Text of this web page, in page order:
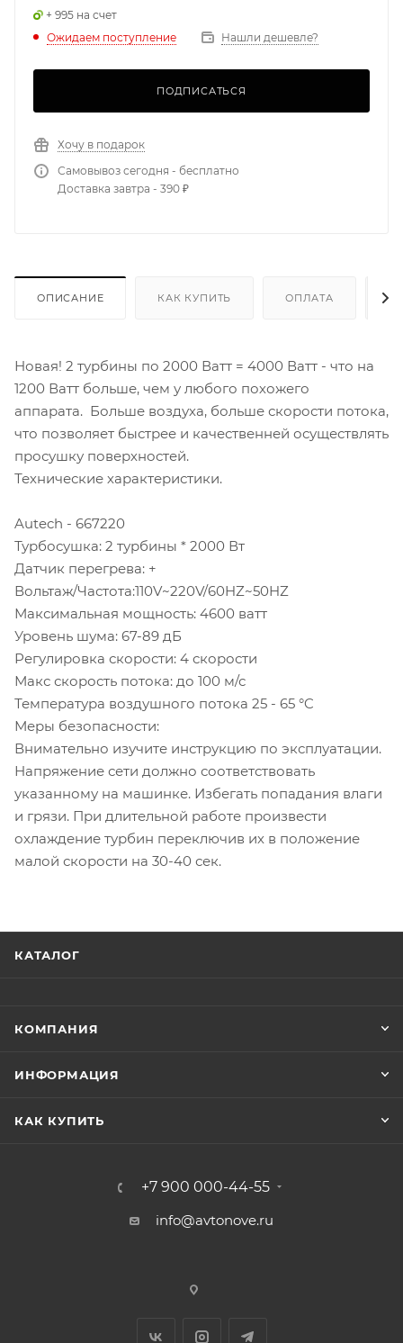
+ 995 на счет
Ожидаем поступление
Нашли дешевле?
ПОДПИСАТЬСЯ
Хочу в подарок
Самовывоз сегодня - бесплатно
Доставка завтра - 390 ₽
ОПИСАНИЕ КАК КУПИТЬ ОПЛАТА
Новая! 2 турбины по 2000 Ватт = 4000 Ватт - что на
1200 Ватт больше, чем у любого похожего
аппарата. Больше воздуха, больше скорости потока,
что позволяет быстрее и качественней осуществлять
просушку поверхностей.
Технические характеристики.
Autech - 667220
Турбосушка: 2 турбины * 2000 Вт
Датчик перегрева: +
Вольтаж/Частота:110V~220V/60HZ~50HZ
Максимальная мощность: 4600 ватт
Уровень шума: 67-89 дБ
Регулировка скорости: 4 скорости
Макс скорость потока: до 100 м/с
Температура воздушного потока 25 - 65 °C
Меры безопасности:
Внимательно изучите инструкцию по эксплуатации.
Напряжение сети должно соответствовать
указанному на машинке. Избегать попадания влаги
и грязи. При длительной работе произвести
охлаждение турбин переключив их в положение
малой скорости на 30-40 сек.
КАТАЛОГ
КОМПАНИЯ
ИНФОРМАЦИЯ
КАК КУПИТЬ
+7 900 000-44-55
info@avtonove.ru